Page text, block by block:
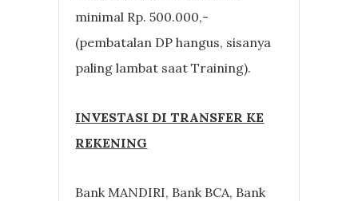
minimal Rp. 500.000,-
(pembatalan DP hangus, sisanya
paling lambat saat Training).
INVESTASI DI TRANSFER KE
REKENING
Bank MANDIRI, Bank BCA, Bank